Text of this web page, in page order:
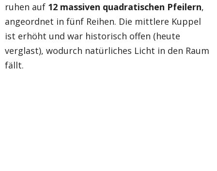
ruhen auf 12 massiven quadratischen Pfeilern,
angeordnet in fünf Reihen. Die mittlere Kuppel
ist erhöht und war historisch offen (heute
verglast), wodurch natürliches Licht in den Raum
fällt.